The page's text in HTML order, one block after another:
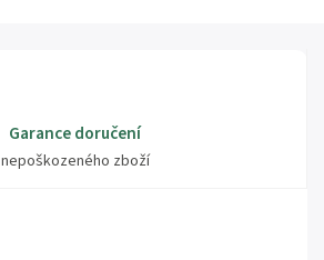
Garance doručení
nepoškozeného zboží